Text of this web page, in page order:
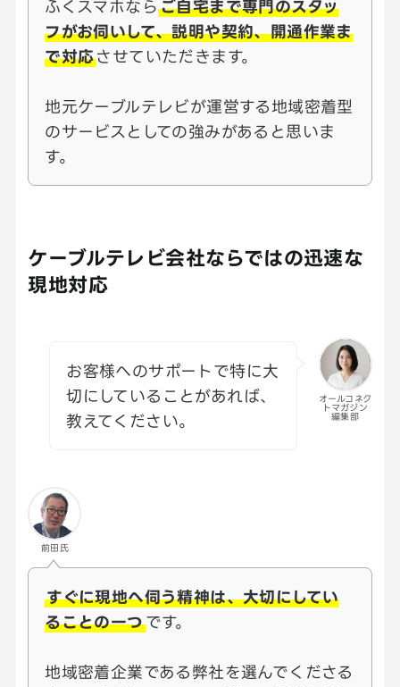
ふくスマホならご自宅まで専門のスタッ
フがお伺いして、説明や契約、開通作業ま
で対応させていただきます。
地元ケーブルテレビが運営する地域密着型
のサービスとしての強みがあると思いま
す。
ケーブルテレビ会社ならではの迅速な
現地対応
オールコネク
トマガジン
編集部
お客様へのサポートで特に大
切にしていることがあれば、
教えてください。
前田氏
すぐに現地へ伺う精神は、大切にしてい
ることの一つです。
地域密着企業である弊社を選んでくださる